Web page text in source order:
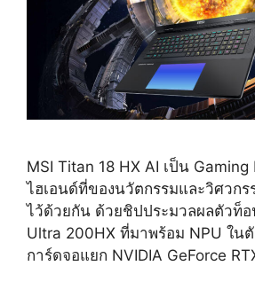
MSI Titan 18 HX AI เป็น
ไฮเอนด์ที่ของนวัตกรรมและวิศวกร
ไว้ด้วยกัน ด้วยชิปประมวลผลตัวท็อ
Ultra 200HX ที่มาพร้อม NPU ใน
การ์ดจอแยก NVIDIA GeForce